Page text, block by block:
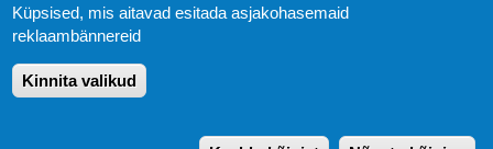
KIRJASTUS PEGASUS OÜ © 2020
Paldiski mnt. 29 (A korpus VI korrus), Tallinn
E-post:pegasus[at]pegasus.ee
Küpsised, mis aitavad esitada asjakohasemaid
reklaambännereid
Kinnita valikud